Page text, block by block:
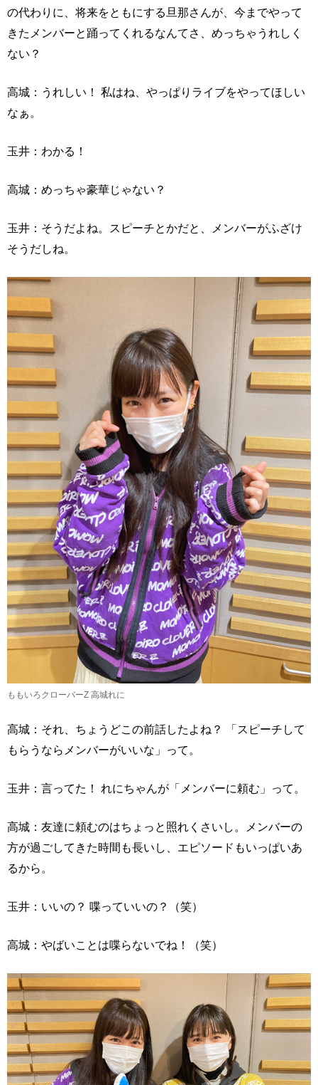
の代わりに、将来をともにする旦那さんが、今までやって
きたメンバーと踊ってくれるなんてさ、めっちゃうれしく
ない？
高城：うれしい！ 私はね、やっぱりライブをやってほしい
なぁ。
玉井：わかる！
高城：めっちゃ豪華じゃない？
玉井：そうだよね。スピーチとかだと、メンバーがふざけ
そうだしね。
ももいろクローバーZ 高城れに
高城：それ、ちょうどこの前話したよね？ 「スピーチして
もらうならメンバーがいいな」って。
玉井：言ってた！ れにちゃんが「メンバーに頼む」って。
高城：友達に頼むのはちょっと照れくさいし。メンバーの
方が過ごしてきた時間も長いし、エピソードもいっぱいあ
るから。
玉井：いいの？ 喋っていいの？（笑）
高城：やばいことは喋らないでね！（笑）